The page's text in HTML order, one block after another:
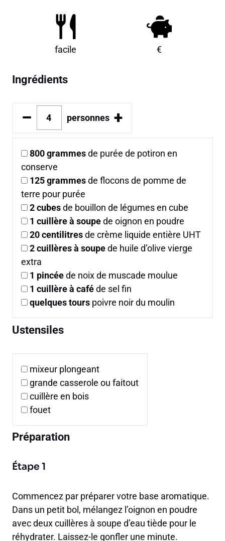
facile €
Ingrédients
– personnes +
800grammesde purée de potiron en
conserve
125grammesde flocons de pomme de
terre pour purée
2cubesde bouillon de légumes en cube
1 cuillère à soupede oignon en poudre
20centilitresde crème liquide entière UHT
2cuillères à soupede huile d’olive vierge
extra
1 pincéede noix de muscade moulue
1 cuillère à caféde sel fin
quelques tours poivre noir du moulin
Ustensiles
mixeur plongeant
grande casserole ou faitout
cuillère en bois
fouet
Préparation
Étape 1
Commencez par préparer votre base aromatique.
Dans un petit bol, mélangez l’oignon en poudre
avec deux cuillères à soupe d’eau tiède pour le
réhydrater. Laissez-le gonfler une minute.